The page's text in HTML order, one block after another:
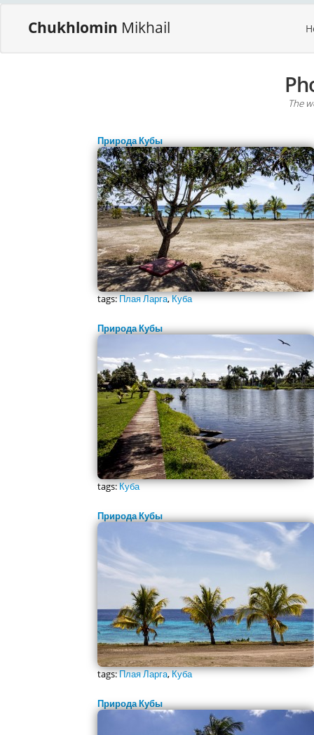
Chukhlomin Mikhail
The
Природа Кубы
tags:Плая Ларга,Куба
Природа Кубы
tags:Куба
Природа Кубы
tags:Плая Ларга,Куба
Природа Кубы